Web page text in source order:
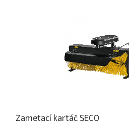
Zametací kartáč SECO